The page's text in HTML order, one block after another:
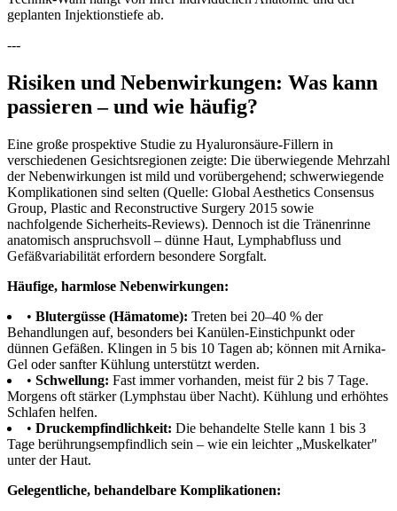
geplanten Injektionstiefe ab.
---
Risiken und Nebenwirkungen: Was kann
passieren – und wie häufig?
Eine große prospektive Studie zu Hyaluronsäure-Fillern in
verschiedenen Gesichtsregionen zeigte: Die überwiegende Mehrzahl
der Nebenwirkungen ist mild und vorübergehend; schwerwiegende
Komplikationen sind selten (Quelle: Global Aesthetics Consensus
Group, Plastic and Reconstructive Surgery 2015 sowie
nachfolgende Sicherheits-Reviews). Dennoch ist die Tränenrinne
anatomisch anspruchsvoll – dünne Haut, Lymphabfluss und
Gefäßvariabilität erfordern besondere Sorgfalt.
Häufige, harmlose Nebenwirkungen:
• Blutergüsse (Hämatome): Treten bei 20–40 % der
Behandlungen auf, besonders bei Kanülen-Einstichpunkt oder
dünnen Gefäßen. Klingen in 5 bis 10 Tagen ab; können mit Arnika-
Gel oder sanfter Kühlung unterstützt werden.
• Schwellung: Fast immer vorhanden, meist für 2 bis 7 Tage.
Morgens oft stärker (Lymphstau über Nacht). Kühlung und erhöhtes
Schlafen helfen.
• Druckempfindlichkeit: Die behandelte Stelle kann 1 bis 3
Tage berührungsempfindlich sein – wie ein leichter „Muskelkater"
unter der Haut.
Gelegentliche, behandelbare Komplikationen: